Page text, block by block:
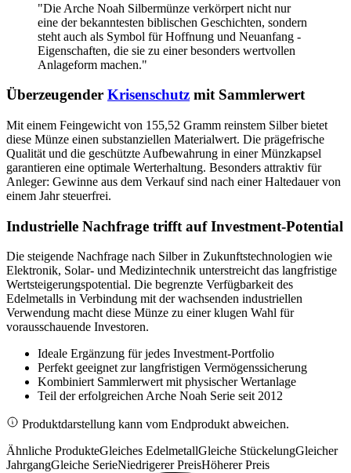
"Die Arche Noah Silbermünze verkörpert nicht nur
eine der bekanntesten biblischen Geschichten, sondern
steht auch als Symbol für Hoffnung und Neuanfang -
Eigenschaften, die sie zu einer besonders wertvollen
Anlageform machen."
Überzeugender Krisenschutz mit Sammlerwert
Mit einem Feingewicht von 155,52 Gramm reinstem Silber bietet
diese Münze einen substanziellen Materialwert. Die prägefrische
Qualität und die geschützte Aufbewahrung in einer Münzkapsel
garantieren eine optimale Werterhaltung. Besonders attraktiv für
Anleger: Gewinne aus dem Verkauf sind nach einer Haltedauer von
einem Jahr steuerfrei.
Industrielle Nachfrage trifft auf Investment-Potential
Die steigende Nachfrage nach Silber in Zukunftstechnologien wie
Elektronik, Solar- und Medizintechnik unterstreicht das langfristige
Wertsteigerungspotential. Die begrenzte Verfügbarkeit des
Edelmetalls in Verbindung mit der wachsenden industriellen
Verwendung macht diese Münze zu einer klugen Wahl für
vorausschauende Investoren.
Ideale Ergänzung für jedes Investment-Portfolio
Perfekt geeignet zur langfristigen Vermögenssicherung
Kombiniert Sammlerwert mit physischer Wertanlage
Teil der erfolgreichen Arche Noah Serie seit 2012
Produktdarstellung kann vom Endprodukt abweichen.
Ähnliche ProdukteGleiches EdelmetallGleiche StückelungGleicher
JahrgangGleiche SerieNiedrigerer PreisHöherer Preis